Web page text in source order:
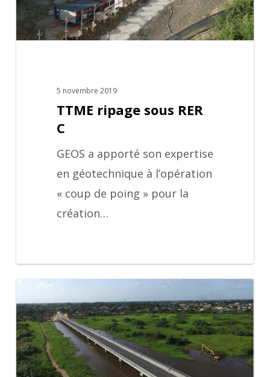
5 novembre 2019
TTME ripage sous RER
C
GEOS a apporté son expertise
en géotechnique à l’opération
« coup de poing » pour la
création…
Pont
du
Womey